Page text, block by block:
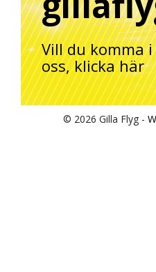
Vill du komma
oss, klicka här
© 2026 Gilla Flyg -